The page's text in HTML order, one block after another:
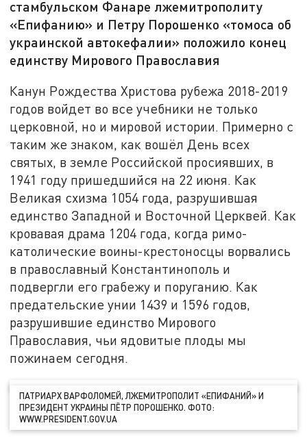
стамбульском Фанаре лжемитрополиту
«Епифанию» и Петру Порошенко «томоса об
украинской автокефалии» положило конец
единству Мирового Православия
Канун Рождества Христова рубежа 2018-2019
годов войдет во все учебники не только
церковной, но и мировой истории. Примерно с
таким же знаком, как вошёл День всех
святых, в земле Российской просиявших, в
1941 году пришедшийся на 22 июня. Как
Великая схизма 1054 года, разрушившая
единство Западной и Восточной Церквей. Как
кровавая драма 1204 года, когда римо-
католические воины-крестоносцы ворвались
в православный Константинополь и
подвергли его грабежу и поруганию. Как
предательские унии 1439 и 1596 годов,
разрушившие единство Мирового
Православия, чьи ядовитые плоды мы
пожинаем сегодня.
ПАТРИАРХ ВАРФОЛОМЕЙ, ЛЖЕМИТРОПОЛИТ «ЕПИФАНИЙ» И
ПРЕЗИДЕНТ УКРАИНЫ ПЁТР ПОРОШЕНКО. ФОТО:
WWW.PRESIDENT.GOV.UA